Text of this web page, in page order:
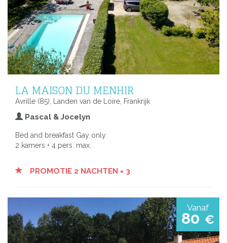
LA MAISON DU MENHIR
Avrille (85), Landen van de Loire, Frankrijk
Pascal & Jocelyn
Bed and breakfast Gay only
2 kamers • 4 pers. max.
PROMOTIE 2 NACHTEN = 3
Vanaf
80 €